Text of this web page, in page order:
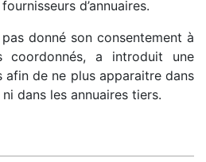
d’annuaires.
donné son consentement à
coordonnés, a introduit une
de ne plus apparaitre dans
ni dans les annuaires tiers.